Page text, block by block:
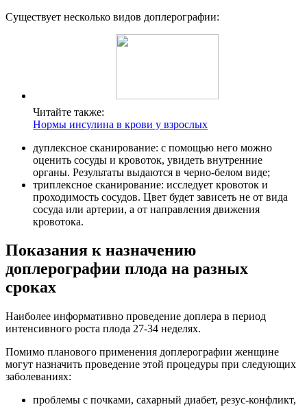
Существует несколько видов доплерографии:
Читайте также:
Нормы инсулина в крови у взрослых
дуплексное сканирование: с помощью него можно
оценить сосуды и кровоток, увидеть внутренние
органы. Результаты выдаются в черно-белом виде;
триплексное сканирование: исследует кровоток и
проходимость сосудов. Цвет будет зависеть не от вида
сосуда или артерии, а от направления движения
кровотока.
Показания к назначению
доплерографии плода на разных
сроках
Наиболее информативно проведение доплера в период
интенсивного роста плода 27-34 неделях.
Помимо планового применения доплерографии женщине
могут назначить проведение этой процедуры при следующих
заболеваниях:
проблемы с почками, сахарный диабет, резус-конфликт,